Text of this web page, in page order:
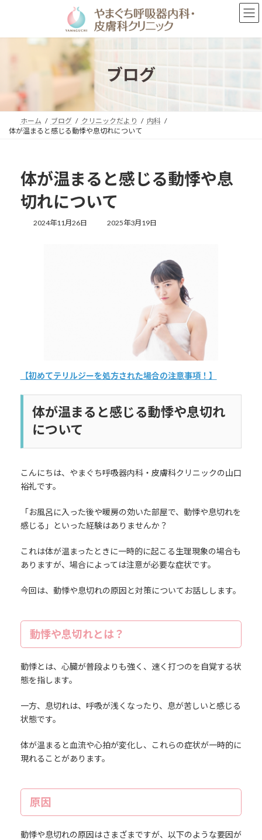
ン
プ
ー
動
ブログ
ホーム ブログ クリニックだより
内科
体が温まると感じる動悸や息切れについて
体が温まると感じる動悸や息
切れについて
2024年11月26日
最
2025年3月19日
【初めてテリルジーを処方された場合の注意事項！】
体が温まると感じる動悸や息切れ
について
こんにちは、やまぐち呼吸器内科・皮膚科クリニックの山口
裕礼です。
「お風呂に入った後や暖房の効いた部屋で、動悸や息切れを
感じる」といった経験はありませんか？
これは体が温まったときに一時的に起こる生理現象の場合も
ありますが、場合によっては注意が必要な症状です。
今回は、動悸や息切れの原因と対策についてお話しします。
動悸や息切れとは？
動悸とは、心臓が普段よりも強く、速く打つのを自覚する状
態を指します。
一方、息切れは、呼吸が浅くなったり、息が苦しいと感じる
状態です。
体が温まると血流や心拍が変化し、これらの症状が一時的に
現れることがあります。
原因
動悸や息切れの原因はさまざまですが、以下のような要因が